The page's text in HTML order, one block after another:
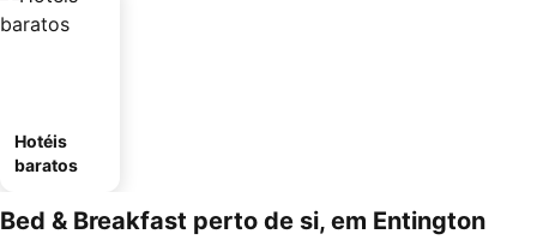
Hotéis
baratos
Bed & Breakfast perto de si, em Entington